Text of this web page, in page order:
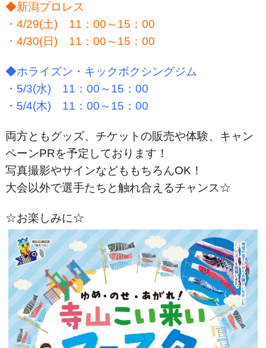
◆新潟プロレス
・4/29(土) 11：00～15：00
・4/30(日) 11：00～15：00
◆ホライズン・キックボクシングジム
・5/3(水) 11：00～15：00
・5/4(木) 11：00～15：00
両方ともグッズ、チケットの販売や体験、キャン
ペーンPRを予定しております！
写真撮影やサインなどももちろんOK！
大会以外で選手たちと触れ合えるチャンス☆
☆お楽しみに☆